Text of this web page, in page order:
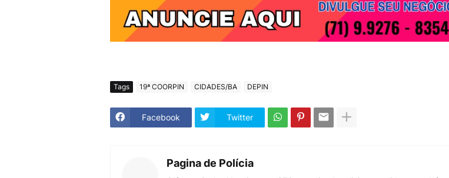
Tags 19ª COORPIN CIDADES/BA DEPIN
Facebook Twitter
Pagina de Polícia